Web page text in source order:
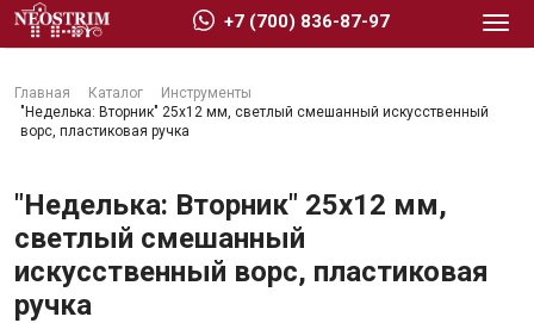
Главная Каталог
Инструменты
"Неделька: Вторник" 25х12 мм, светлый смешанный искусственный
ворс, пластиковая ручка
"Неделька: Вторник" 25х12 мм,
светлый смешанный
искусственный ворс, пластиковая
ручка
+7 (700) 836-87-97
Стройматериалы
Сухие строительные смеси